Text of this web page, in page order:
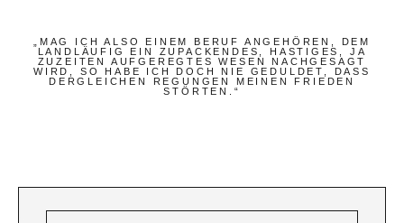
Unterwegs
Zeitgeist
„MAG ICH ALSO EINEM BERUF ANGEHÖREN, DEM
LANDLÄUFIG EIN ZUPACKENDES, HASTIGES, JA
ZUZEITEN AUFGEREGTES WESEN NACHGESAGT
WIRD, SO HABE ICH DOCH NIE GEDULDET, DASS
DERGLEICHEN REGUNGEN MEINEN FRIEDEN
STÖRTEN.“